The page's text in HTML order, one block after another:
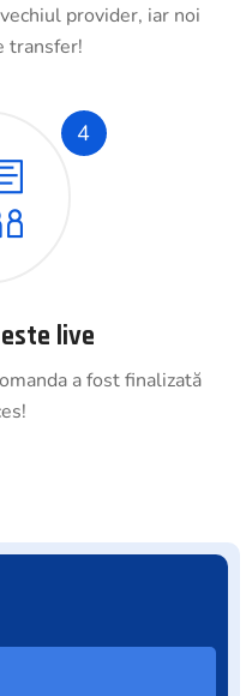
provider, iar noi
transfer!
4
live
a fost finalizată